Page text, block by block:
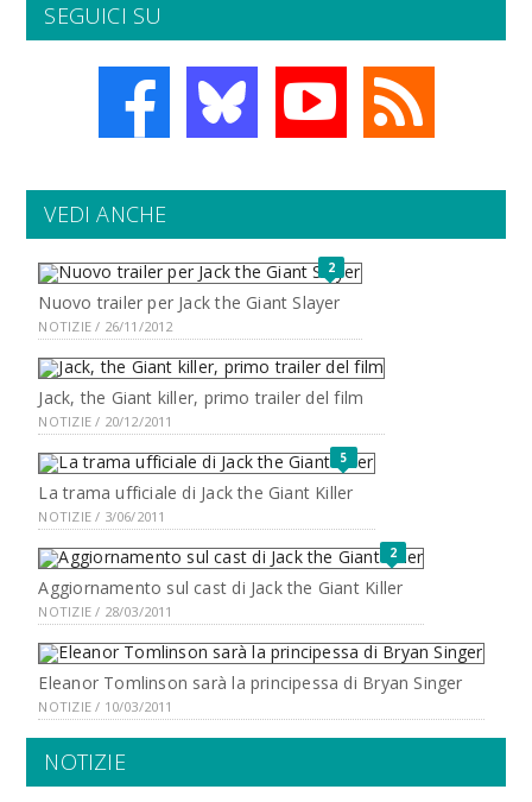
SEGUICI SU
VEDI ANCHE
2
Nuovo trailer per Jack the Giant Slayer
NOTIZIE / 26/11/2012
Jack, the Giant killer, primo trailer del film
NOTIZIE / 20/12/2011
5
La trama ufficiale di Jack the Giant Killer
NOTIZIE / 3/06/2011
2
Aggiornamento sul cast di Jack the Giant Killer
NOTIZIE / 28/03/2011
Eleanor Tomlinson sarà la principessa di Bryan Singer
NOTIZIE / 10/03/2011
NOTIZIE